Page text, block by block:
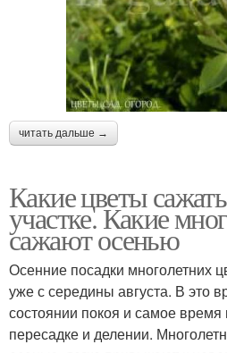
читать дальше →
Какие цветы
участке. Какие
сажают осенью
Осенние посадки многолетних
уже с середины августа. В это
состоянии покоя и самое время
пересадке и делении.